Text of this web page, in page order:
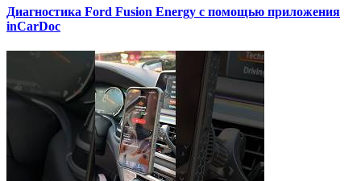
Диагностика Ford Fusion Energy с помощью приложения
inCarDoc